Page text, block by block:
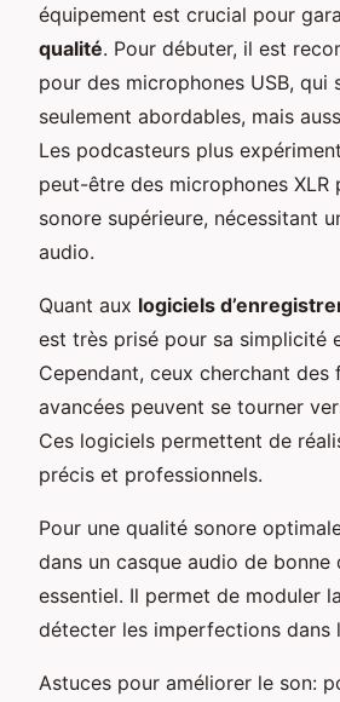
équipement est crucial pour
qualité. Pour débuter, il est
pour des microphones USB, qui
seulement abordables, mais
Les podcasteurs plus
peut-être des microphones XLR
sonore supérieure, nécessitant
audio.
Quant aux logiciels
est très prisé pour sa simplicité
Cependant, ceux cherchant des
avancées peuvent se tourner
Ces logiciels permettent de
précis et professionnels.
Pour une qualité sonore
dans un casque audio de bonne
essentiel. Il permet de moduler
détecter les imperfections dans
Astuces pour améliorer le son: